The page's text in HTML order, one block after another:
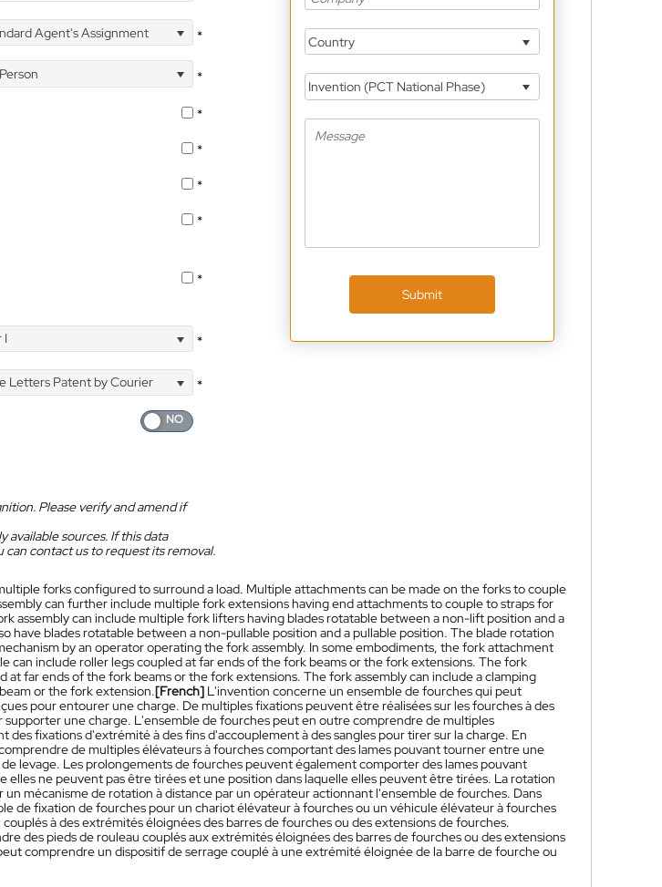
Agent's Assignment
*
*
*
*
*
*
*
I *
Letters Patent by Courier
*
Please verify and amend if
sources. If this data
contact us to request its removal.
Country
Invention (PCT National Phase)
Submit
forks configured to surround a load. Multiple attachments can be made on the forks to couple
can further include multiple fork extensions having end attachments to couple to straps for
assembly can include multiple fork lifters having blades rotatable between a non-lift position and a
have blades rotatable between a non-pullable position and a pullable position. The blade rotation
by an operator operating the fork assembly. In some embodiments, the fork attachment
can include roller legs coupled at far ends of the fork beams or the fork extensions. The fork
at far ends of the fork beams or the fork extensions. The fork assembly can include a clamping
or the fork extension.[French] L'invention concerne un ensemble de fourches qui peut
pour entourer une charge. De multiples fixations peuvent être réalisées sur les fourches à des
supporter une charge. L'ensemble de fourches peut en outre comprendre de multiples
fixations d'extrémité à des fins d'accouplement à des sangles pour tirer sur la charge. En
de multiples élévateurs à fourches comportant des lames pouvant tourner entre une
levage. Les prolongements de fourches peuvent également comporter des lames pouvant
elles ne peuvent pas être tirées et une position dans laquelle elles peuvent être tirées. La rotation
mécanisme de rotation à distance par un opérateur actionnant l'ensemble de fourches. Dans
de fixation de fourches pour un chariot élévateur à fourches ou un véhicule élévateur à fourches
à des extrémités éloignées des barres de fourches ou des extensions de fourches.
des pieds de rouleau couplés aux extrémités éloignées des barres de fourches ou des extensions
comprendre un dispositif de serrage couplé à une extrémité éloignée de la barre de fourche ou